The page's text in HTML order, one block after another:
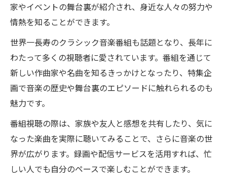
家やイベントの舞台裏が紹介され、身近な人々の努力や
情熱を知ることができます。
世界一長寿のクラシック音楽番組も話題となり、長年に
わたって多くの視聴者に愛されています。番組を通じて
新しい作曲家や名曲を知るきっかけとなったり、特集企
画で音楽の歴史や舞台裏のエピソードに触れられるのも
魅力です。
番組視聴の際は、家族や友人と感想を共有したり、気に
なった楽曲を実際に聴いてみることで、さらに音楽の世
界が広がります。録画や配信サービスを活用すれば、忙
しい人でも自分のペースで楽しむことができます。